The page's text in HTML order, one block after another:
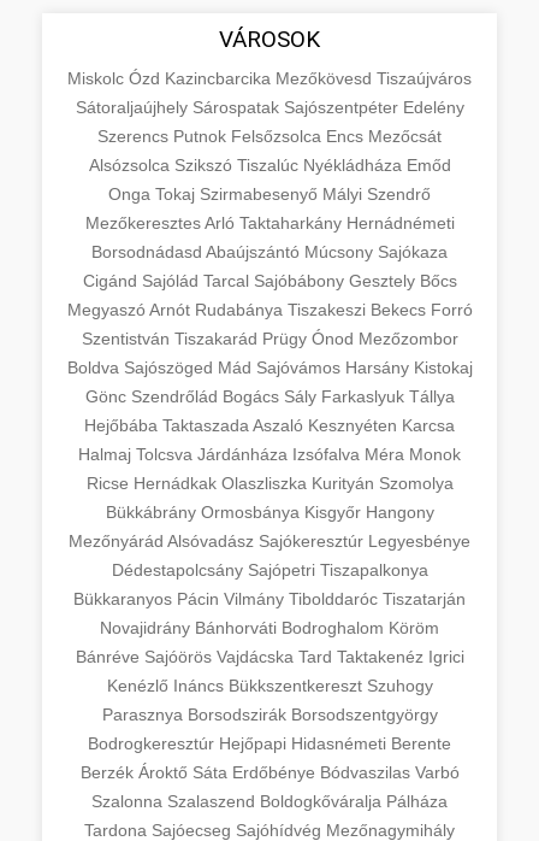
VÁROSOK
Miskolc Ózd Kazincbarcika Mezőkövesd Tiszaújváros
Sátoraljaújhely Sárospatak Sajószentpéter Edelény
Szerencs Putnok Felsőzsolca Encs Mezőcsát
Alsózsolca Szikszó Tiszalúc Nyékládháza Emőd
Onga Tokaj Szirmabesenyő Mályi Szendrő
MezőkeresztesArló Taktaharkány Hernádnémeti
Borsodnádasd Abaújszántó Múcsony Sajókaza
Cigánd Sajólád Tarcal Sajóbábony Gesztely Bőcs
MegyaszóArnót Rudabánya Tiszakeszi Bekecs Forró
Szentistván Tiszakarád Prügy Ónod Mezőzombor
Boldva Sajószöged Mád Sajóvámos Harsány Kistokaj
Gönc Szendrőlád Bogács Sály Farkaslyuk Tállya
Hejőbába Taktaszada Aszaló Kesznyéten Karcsa
Halmaj Tolcsva Járdánháza Izsófalva Méra Monok
Ricse Hernádkak Olaszliszka Kurityán Szomolya
Bükkábrány Ormosbánya Kisgyőr Hangony
Mezőnyárád Alsóvadász Sajókeresztúr Legyesbénye
Dédestapolcsány Sajópetri Tiszapalkonya
Bükkaranyos Pácin Vilmány Tibolddaróc Tiszatarján
Novajidrány Bánhorváti Bodroghalom Köröm
Bánréve Sajóörös Vajdácska Tard Taktakenéz Igrici
Kenézlő Ináncs Bükkszentkereszt Szuhogy
Parasznya Borsodszirák Borsodszentgyörgy
Bodrogkeresztúr Hejőpapi Hidasnémeti Berente
Berzék Ároktő Sáta Erdőbénye Bódvaszilas Varbó
Szalonna Szalaszend Boldogkőváralja Pálháza
Tardona Sajóecseg Sajóhídvég Mezőnagymihály